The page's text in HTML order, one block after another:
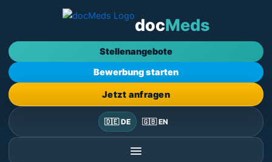
docMeds
Stellenangebote
Bewerbung starten
Jetzt anfragen
🇩🇪 DE 🇬🇧 EN